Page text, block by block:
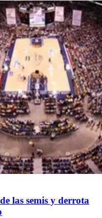
las semis y derrota